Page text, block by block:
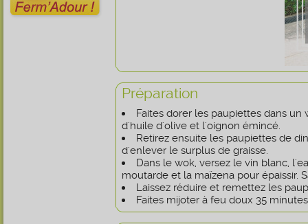
Préparation
Faites dorer les paupiettes dans
d'huile d'olive et l'oignon émincé.
Retirez ensuite les paupiettes de
d'enlever le surplus de graisse.
Dans le wok, versez le vin blanc,
moutarde et la maïzena pour épaissir.
Laissez réduire et remettez les
Faites mijoter à feu doux 35